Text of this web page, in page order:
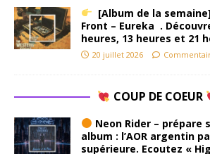
[Album de la
Front – Eureka .
heures, 13 heures et 21
20 juillet 2026
COUP DE COEUR
Neon Rider – prépare
album : l’AOR argentin
supérieure. Ecoutez «